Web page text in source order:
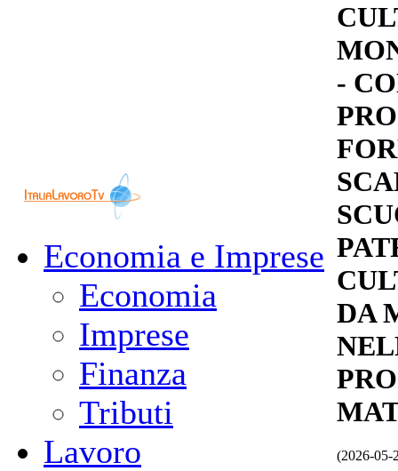
Economia e Imprese
Economia
Imprese
Finanza
Tributi
Lavoro
-
DA
(2026-05-